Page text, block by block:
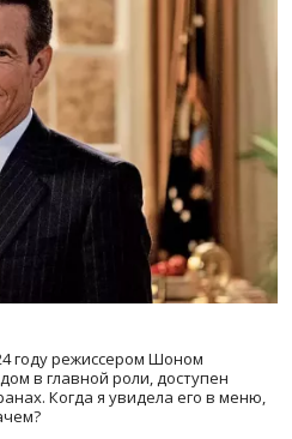
годурежиссером Шоном
в главной роли, доступен
Когда я увидела его в меню,